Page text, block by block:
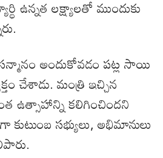
ఉన్నత లక్ష్యాలతో ముందుకు
అందుకోవడం పట్ల సాయి
చేశాడు. మంత్రి ఇచ్చిన
ఉత్సాహాన్ని కలిగించిందని
సభ్యులు, అభిమానులు